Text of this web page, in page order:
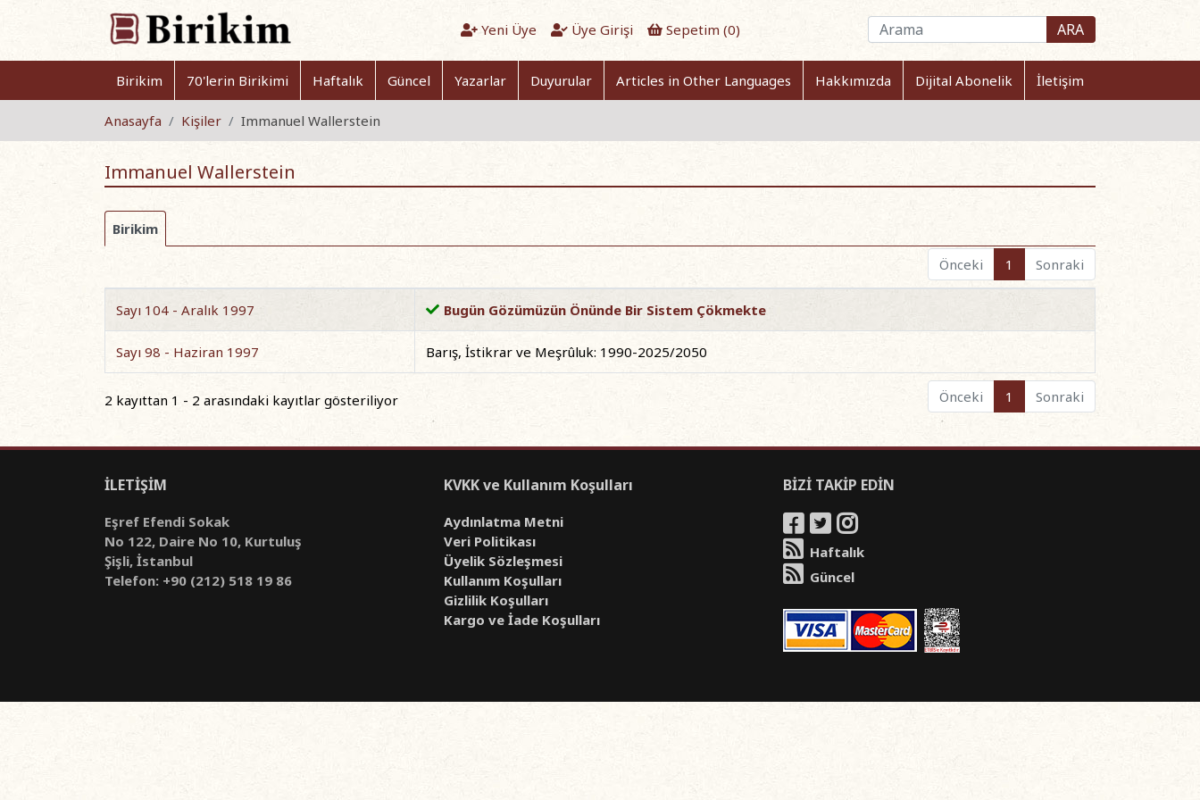
Yeni Üye Üye Girişi Sepetim (0) ARA
Birikim 70'lerin Birikimi Haftalık Güncel Yazarlar Duyurular Articles in Other Languages Hakkımızda Dijital Abonelik İletişim
Anasayfa Kişiler Immanuel Wallerstein
Immanuel Wallerstein
Birikim
Önceki
1 Sonraki
Sayı 104 - Aralık 1997 Bugün Gözümüzün Önünde Bir Sistem Çökmekte
Sayı 98 - Haziran 1997 Barış, İstikrar ve Meşrûluk: 1990-2025/2050
2 kayıttan 1 - 2 arasındaki kayıtlar gösteriliyor Önceki 1 Sonraki
İLETİŞİM
Eşref Efendi Sokak
No 122, Daire No 10, Kurtuluş
Şişli, İstanbul
Telefon: +90 (212) 518 19 86
KVKK ve Kullanım Koşulları
Aydınlatma Metni
Veri Politikası
Üyelik Sözleşmesi
Kullanım Koşulları
Gizlilik Koşulları
Kargo ve İade Koşulları
BİZİ TAKİP EDİN
Haftalık
Güncel